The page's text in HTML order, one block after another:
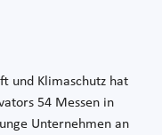
und Klimaschutz hat
54 Messen in
Unternehmen an